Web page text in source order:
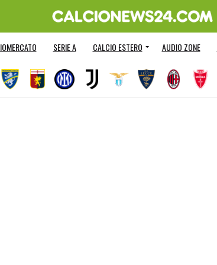
SERIE A CALCIO ESTERO AUDIO ZONE